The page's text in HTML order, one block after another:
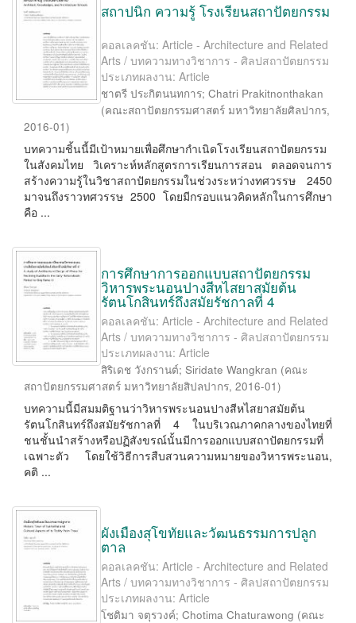
สถาปนิก ความรู้ โรงเรียนสถาปัตยกรรม
คอลเลคชัน: Article - Architecture and Related
Arts / บทความทางวิชาการ - ศิลปสถาปัตยกรรม
ประเภทผลงาน: Article
ชาตรี ประกิตนนทการ; Chatri Prakitnonthakan
(คณะสถาปัตยกรรมศาสตร์ มหาวิทยาลัยศิลปากร,
2016-01)
บทความชิ้นนี้มีเป้าหมายเพื่อศึกษากำเนิดโรงเรียนสถาปัตยกรรม
ในสังคมไทย วิเคราะห์หลักสูตรการเรียนการสอน ตลอดจนการ
สร้างความรู้ในวิชาสถาปัตยกรรมในช่วงระหว่างทศวรรษ 2450
มาจนถึงราวทศวรรษ 2500 โดยมีกรอบแนวคิดหลักในการศึกษา
คือ ...
การศึกษาการออกแบบสถาปัตยกรรม
วิหารพระนอนปางสีหไสยาสมัยต้น
รัตนโกสินทร์ถึงสมัยรัชกาลที่ 4
คอลเลคชัน: Article - Architecture and Related
Arts / บทความทางวิชาการ - ศิลปสถาปัตยกรรม
ประเภทผลงาน: Article
สิริเดช วังกรานต์; Siridate Wangkran (คณะ
สถาปัตยกรรมศาสตร์ มหาวิทยาลัยสิปลปากร, 2016-01)
บทความนี้มีสมมติฐานว่าวิหารพระนอนปางสีหไสยาสมัยต้น
รัตนโกสินทร์ถึงสมัยรัชกาลที่ 4 ในบริเวณภาคกลางของไทยที่
ชนชั้นนำสร้างหรือปฏิสังขรณ์นั้นมีการออกแบบสถาปัตยกรรมที่
เฉพาะตัว โดยใช้วิธีการสืบสวนความหมายของวิหารพระนอน,
คติ ...
ผังเมืองสุโขทัยและวัฒนธรรมการปลูก
ตาล
คอลเลคชัน: Article - Architecture and Related
Arts / บทความทางวิชาการ - ศิลปสถาปัตยกรรม
ประเภทผลงาน: Article
โชติมา จตุรวงค์; Chotima Chaturawong (คณะ